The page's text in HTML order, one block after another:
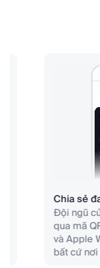
Chia sẻ
Đội ngũ
qua mã
và Apple
bất cứ